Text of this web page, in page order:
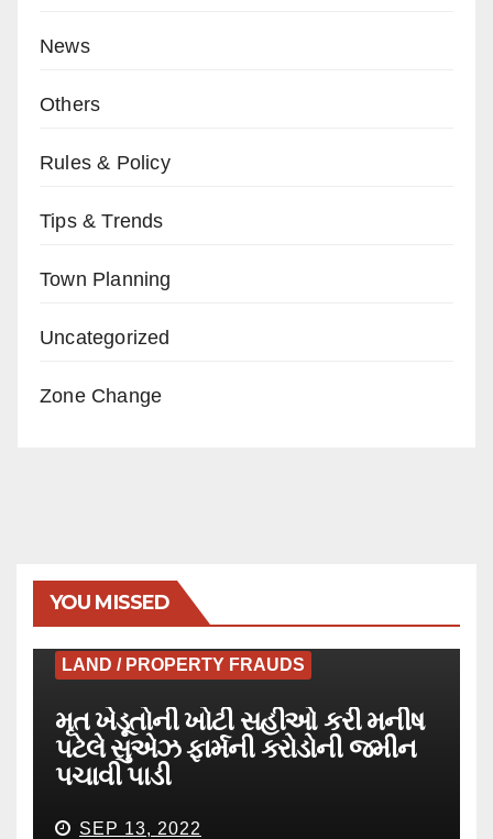
News
Others
Rules & Policy
Tips & Trends
Town Planning
Uncategorized
Zone Change
YOU MISSED
LAND / PROPERTY FRAUDS
મૃત ખેડૂતોની ખોટી સહીઓ કરી મનીષ
પટેલે સુએઝ ફાર્મની કરોડોની જમીન
પચાવી પાડી
SEP 13, 2022